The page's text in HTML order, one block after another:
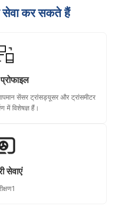
सेवा कर सकते हैं
सेंसर ट्रांसड्यूसर और ट्रांसमीटर
में विशेषज्ञ हैं।
सेवाएं